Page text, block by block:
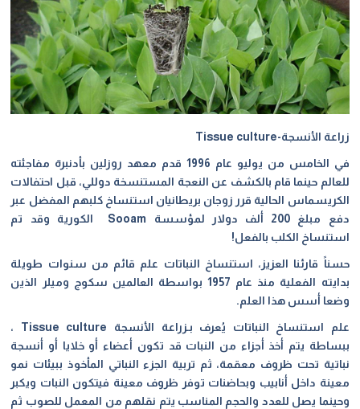
زراعة الأنسجة-Tissue culture
في الخامس من يوليو عام 1996 قدم معهد روزلين بأدنبرة مفاجئته
للعالم حينما قام بالكشف عن النعجة المستنسخة دوللي، قبل احتفالات
الكريسماس الحالية قرر زوجان بريطانيان استنساخ كلبهم المفضل عبر
دفع مبلغ 200 ألف دولار لمؤسسة
Sooam الكورية وقد تم
استنساخ الكلب بالفعل!
حسناً قارئنا العزيز، استنساخ النباتات علم قائم من سنوات طويلة
بدايته الفعلية منذ عام 1957 بواسطة العالمين سكوج وميلر الذين
وضعا أسس هذا العلم.
علم استنساخ النباتات يُعرف بـزراعة الأنسجة
Tissue culture ،
ببساطة يتم أخذ أجزاء من النبات قد تكون أعضاء أو خلايا أو أنسجة
نباتية تحت ظروف معقمة، ثم تربية الجزء النباتي المأخوذ ببيئات نمو
معينة داخل أنابيب وبحاضنات توفر ظروف معينة فيتكون النبات ويكبر
وحينما يصل للعدد والحجم المناسب يتم نقلهم من المعمل للصوب ثم